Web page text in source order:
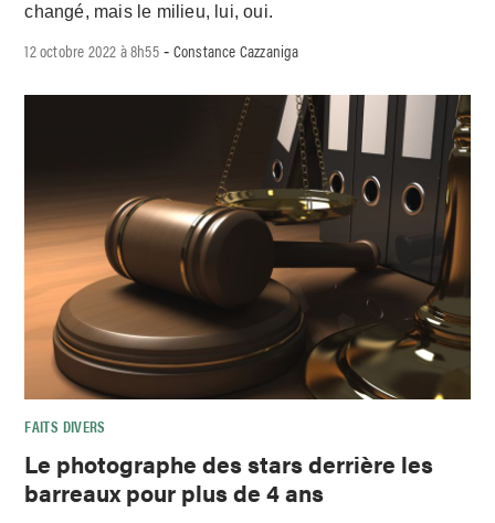
changé, mais le milieu, lui, oui.
12 octobre 2022 à 8h55- Constance Cazzaniga
FAITS DIVERS
Le photographe des stars derrière les
barreaux pour plus de 4 ans